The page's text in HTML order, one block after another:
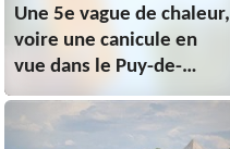
Une 5e vague de chaleur,
voire une canicule en
vue dans le Puy-de-
Dôme ? Les prévisions